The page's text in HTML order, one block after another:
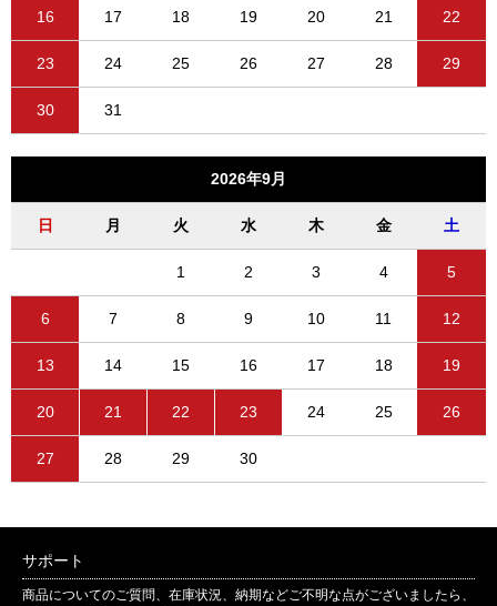
16 17 18 19 20 21 22
23 24 25 26 27 28 29
30 31
2026年9月
日 月 火 水 木 金 土
1 2 3 4 5
6 7 8 9 10 11 12
13 14 15 16 17 18 19
20 21 22 23 24 25 26
27 28 29 30
サポート
商品についてのご質問、在庫状況、納期などご不明な点がございましたら、